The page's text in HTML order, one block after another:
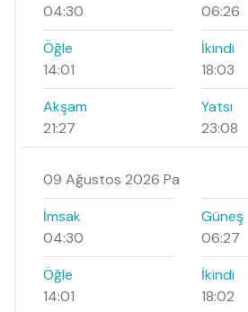
04:30
06:26
Öğle
14:01
İkindi
18:03
Akşam
21:27
Yatsı
23:08
09 Ağustos 2026 Pa
İmsak
04:30
Güneş
06:27
Öğle
14:01
İkindi
18:02